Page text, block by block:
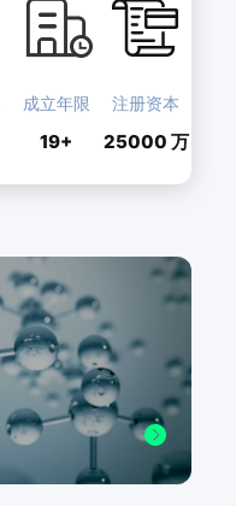
成立年限
19+
注册资本
25000 万